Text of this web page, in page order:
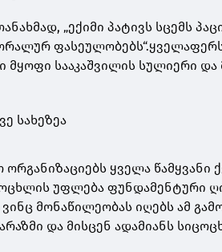
„ექიმი პატივს სცემს
ფასეულობებს“.ყველაფერს
მყოფი სააკაშვილის სულიერი
სახეზეა
ყველა წამყვანი
უფლება ფუნდამენტური
მონაწილეობას იღებს ამ
და მისცენ ადამიანს